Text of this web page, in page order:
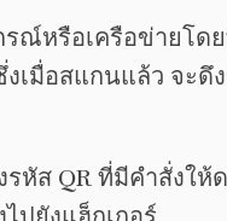
ณ์หรือเครือข่ายโด
งเมื่อสแกนแล้ว จะ
หัส QR ที่มีคำสั่งใ